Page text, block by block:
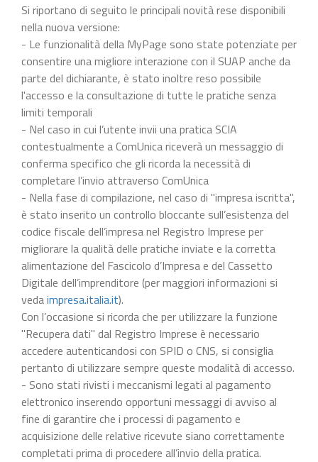
Si riportano di seguito le principali novità rese disponibili
nella nuova versione:
- Le funzionalità della MyPage sono state potenziate per
consentire una migliore interazione con il SUAP anche da
parte del dichiarante, è stato inoltre reso possibile
l'accesso e la consultazione di tutte le pratiche senza
limiti temporali
- Nel caso in cui l’utente invii una pratica SCIA
contestualmente a ComUnica riceverà un messaggio di
conferma specifico che gli ricorda la necessità di
completare l’invio attraverso ComUnica
- Nella fase di compilazione, nel caso di "impresa iscritta",
è stato inserito un controllo bloccante sull’esistenza del
codice fiscale dell’impresa nel Registro Imprese per
migliorare la qualità delle pratiche inviate e la corretta
alimentazione del Fascicolo d’Impresa e del Cassetto
Digitale dell’imprenditore (per maggiori informazioni si
vedaimpresa.italia.it).
Con l’occasione si ricorda che per utilizzare la funzione
"Recupera dati" dal Registro Imprese è necessario
accedere autenticandosi con SPID o CNS, si consiglia
pertanto di utilizzare sempre queste modalità di accesso.
- Sono stati rivisti i meccanismi legati al pagamento
elettronico inserendo opportuni messaggi di avviso al
fine di garantire che i processi di pagamento e
acquisizione delle relative ricevute siano correttamente
completati prima di procedere all’invio della pratica.